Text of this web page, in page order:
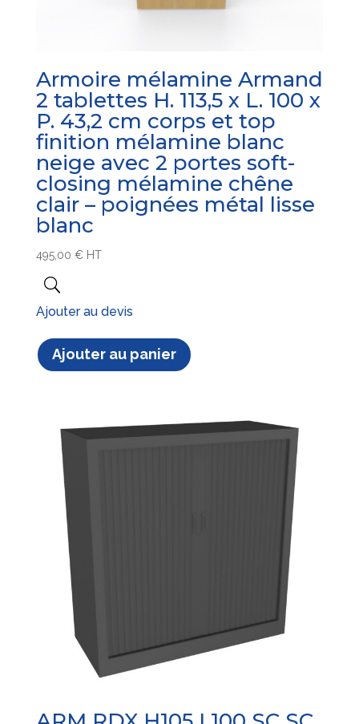
Armoire mélamine Armand
2 tablettes H. 113,5 x L. 100 x
P. 43,2 cm corps et top
finition mélamine blanc
neige avec 2 portes soft-
closing mélamine chêne
clair – poignées métal lisse
blanc
495,00 € HT
Ajouter au devis
Ajouter au panier